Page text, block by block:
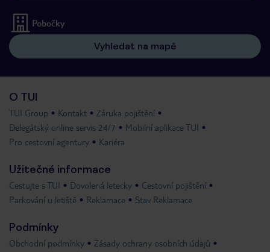
Pobočky
Vyhledat na mapě
O TUI
TUI Group Kontakt
Záruka pojištění
Delegátský online servis 24/7
Mobilní aplikace TUI
Pro cestovní agentury
Kariéra
Užitečné informace
Cestujte s TUI Dovolená letecky
Cestovní pojištění
Parkování u letiště
Reklamace Stav Reklamace
Podmínky
Obchodní podmínky Zásady ochrany osobních údajů